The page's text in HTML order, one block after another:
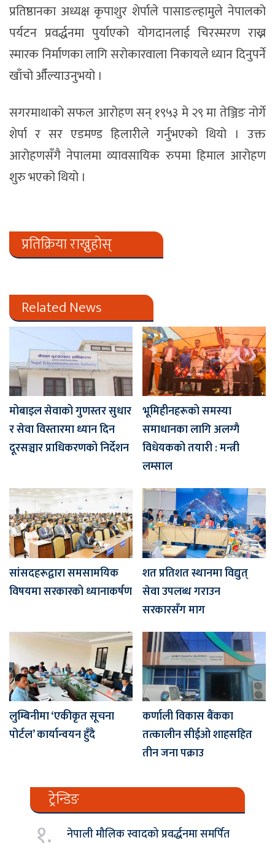
प्रतिष्ठानका अध्यक्ष कृपाशुर शेर्पाले पासाङल्हामुले नेपालको
पर्यटन प्रवर्द्धनमा पुर्याएको योगदानलाई चिरस्मरण राख्न
स्मारक निर्माणका लागि सरोकारवाला निकायले ध्यान दिनुपर्ने
खाँचो औँल्याउनुभयो ।
सगरमाथाको सफल आरोहण सन् १९५३ मे २९ मा तेञ्जिङ नोर्गे
शेर्पा र सर एडमण्ड हिलारीले गर्नुभएको थियो । उक्त
आरोहणसँगै नेपालमा व्यावसायिक रुपमा हिमाल आरोहण
शुरु भएको थियो ।
प्रतिक्रिया राख्नुहोस्
Related News
मोबाइल सेवाको गुणस्तर सुधार
र सेवा विस्तारमा ध्यान दिन
दूरसञ्चार प्राधिकरणको निर्देशन
भूमिहीनहरूको समस्या
समाधानका लागि अलग्गै
विधेयकको तयारी : मन्त्री
लम्साल
सांसदहरूद्वारा समसामयिक
विषयमा सरकारको ध्यानाकर्षण
शत प्रतिशत स्थानमा विद्युत्
सेवा उपलब्ध गराउन
सरकारसँग माग
लुम्बिनीमा ‘एकीकृत सूचना
पोर्टल’ कार्यान्वयन हुँदै
कर्णाली विकास बैंकका
तत्कालीन सीईओ शाहसहित
तीन जना पक्राउ
ट्रेन्डिङ
नेपाली मौलिक स्वादको प्रवर्द्धनमा समर्पित